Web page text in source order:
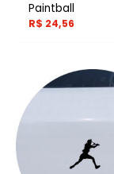
Paintball
R$ 24,56